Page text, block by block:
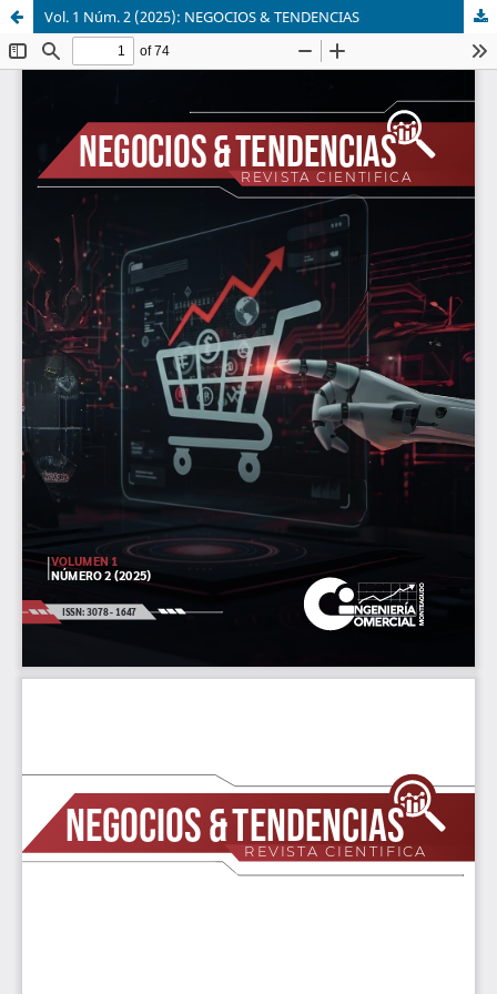
Vol. 1 Núm. 2 (2025): NEGOCIOS & TENDENCIAS